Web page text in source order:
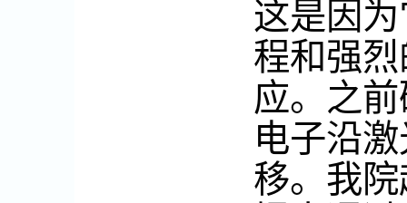
这是因
程和强
应。之
电子沿
移。 我